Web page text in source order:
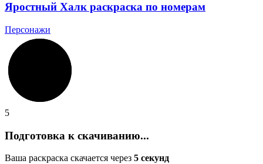
Яростный Халк раскраска по номерам
Персонажи
5
Подготовка к скачиванию...
Ваша раскраска скачается через 5 секунд